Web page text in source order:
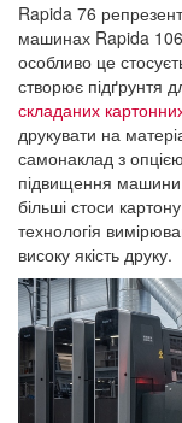
Rapida 76
машинах Rapida
особливо це
створює підґрунтя
складаних
друкувати на
самонаклад з
підвищення
більші стоси
технологія
високу якість друку.